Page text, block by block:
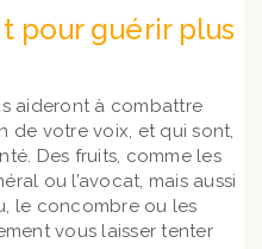
pour guérir plus
aideront à combattre
de votre voix, et qui sont,
Des fruits, comme les
ou l’avocat, mais aussi
le concombre ou les
vous laisser tenter